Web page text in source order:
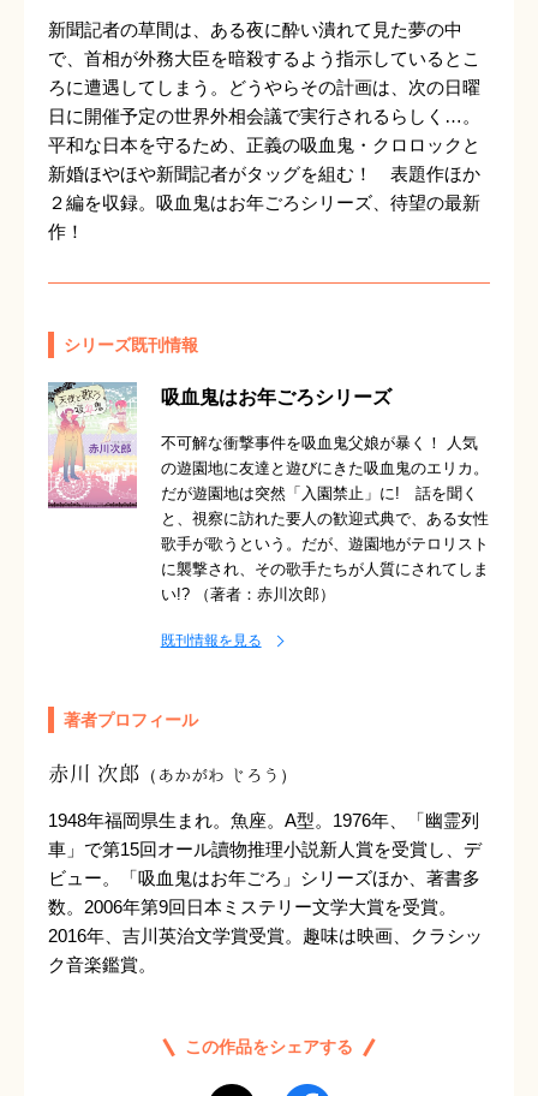
新聞記者の草間は、ある夜に酔い潰れて見た夢の中
で、首相が外務大臣を暗殺するよう指示しているとこ
ろに遭遇してしまう。どうやらその計画は、次の日曜
日に開催予定の世界外相会議で実行されるらしく…。
平和な日本を守るため、正義の吸血鬼・クロロックと
新婚ほやほや新聞記者がタッグを組む！ 表題作ほか
２編を収録。吸血鬼はお年ごろシリーズ、待望の最新
作！
シリーズ既刊情報
吸血鬼はお年ごろシリーズ
不可解な衝撃事件を吸血鬼父娘が暴く！ 人気
の遊園地に友達と遊びにきた吸血鬼のエリカ。
だが遊園地は突然「入園禁止」に! 話を聞く
と、視察に訪れた要人の歓迎式典で、ある女性
歌手が歌うという。だが、遊園地がテロリスト
に襲撃され、その歌手たちが人質にされてしま
い!? （著者：赤川次郎）
既刊情報を見る
著者プロフィール
赤川 次郎 （あかがわ じろう）
1948年福岡県生まれ。魚座。A型。1976年、「幽霊列
車」で第15回オール讀物推理小説新人賞を受賞し、デ
ビュー。「吸血鬼はお年ごろ」シリーズほか、著書多
数。2006年第9回日本ミステリー文学大賞を受賞。
2016年、吉川英治文学賞受賞。趣味は映画、クラシッ
ク音楽鑑賞。
この作品をシェアする